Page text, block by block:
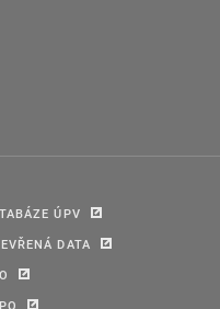
ÚPV
DATA